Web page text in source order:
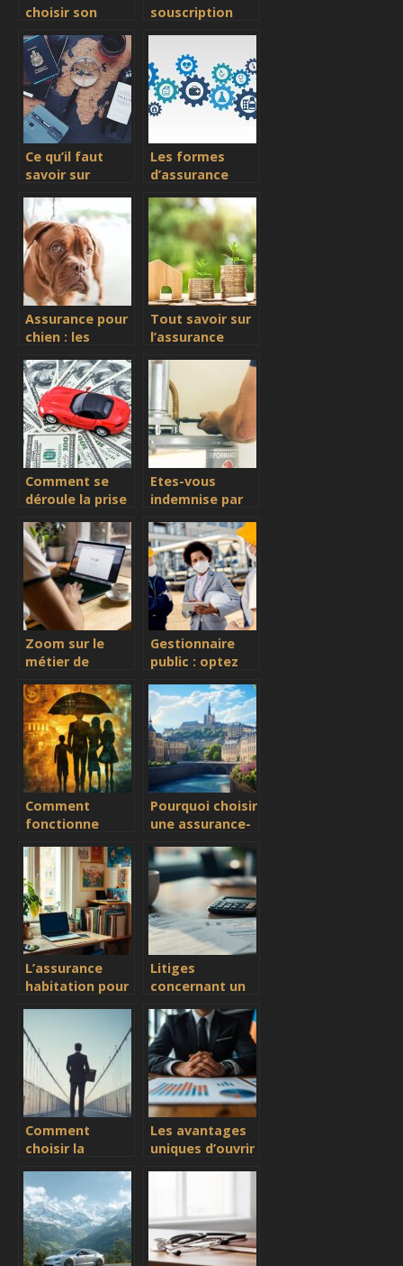
choisir son
habitation?
souscription
ligne
Ce qu’il faut
savoir sur
voyage pour
l’Europe
Les formes
d’assurance
Europe
Assurance pour
chien : les
y prétendre
Tout savoir sur
l’assurance
Comment se
déroule la prise
mon véhicule en
cas de panne ?
Etes-vous
indemnise par
habitation pour
une panne de
chaudiere ?
Zoom sur le
métier de
assurance
retraite
Gestionnaire
public : optez
adaptée à vos
activités
Comment
fonctionne
décès pour
protéger vos
proches ?
Pourquoi choisir
une assurance-
Luxembourg
pour sécuriser
votre
patrimoine ?
L’assurance
habitation pour
Litiges
concernant un
SPB : qu’est-ce
que c’est et
comment le
résilier
efficacement ?
Comment
choisir la
pour les
travailleurs
frontaliers
Les avantages
uniques d’ouvrir